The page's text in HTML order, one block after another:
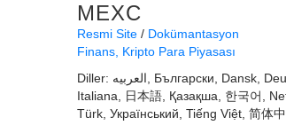
MEXC
Resmi Site
Dokümantasyon
Finans Kripto Para Piyasası
Diller: العربيه Български Dansk
Italiana
日本語 Қазақша 한국어
Türk Український Tiếng Việt 简体